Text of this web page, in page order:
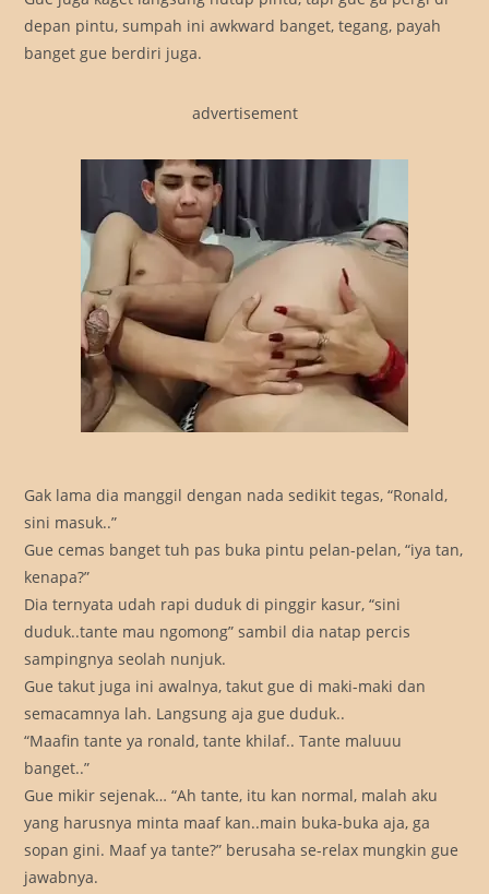
depan pintu, sumpah ini awkward banget, tegang, payah
banget gue berdiri juga.
advertisement
Gak lama dia manggil dengan nada sedikit tegas, “Ronald,
sini masuk..”
Gue cemas banget tuh pas buka pintu pelan-pelan, “iya tan,
kenapa?”
Dia ternyata udah rapi duduk di pinggir kasur, “sini
duduk..tante mau ngomong” sambil dia natap percis
sampingnya seolah nunjuk.
Gue takut juga ini awalnya, takut gue di maki-maki dan
semacamnya lah. Langsung aja gue duduk..
“Maafin tante ya ronald, tante khilaf.. Tante maluuu
banget..”
Gue mikir sejenak… “Ah tante, itu kan normal, malah aku
yang harusnya minta maaf kan..main buka-buka aja, ga
sopan gini. Maaf ya tante?” berusaha se-relax mungkin gue
jawabnya.